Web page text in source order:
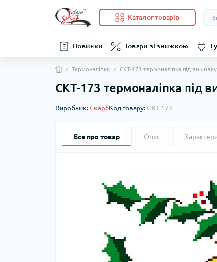
Каталог товарів
Новинки Товари зі знижкою
Термоналіпки СКТ-173 термоналіпка під
СКТ-173 термоналіпка під
Виробник:СкарбКод товару: СКТ-173
Все про товар Опис